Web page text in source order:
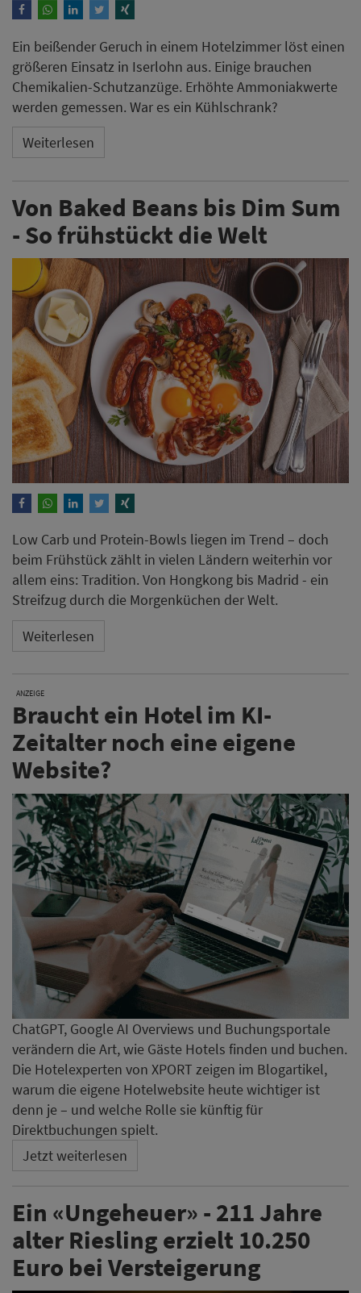
Ein beißender Geruch in einem Hotelzimmer löst einen
größeren Einsatz in Iserlohn aus. Einige brauchen
Chemikalien-Schutzanzüge. Erhöhte Ammoniakwerte
werden gemessen. War es ein Kühlschrank?
Weiterlesen
Von Baked Beans bis Dim Sum
- So frühstückt die Welt
Low Carb und Protein-Bowls liegen im Trend – doch
beim Frühstück zählt in vielen Ländern weiterhin vor
allem eins: Tradition. Von Hongkong bis Madrid - ein
Streifzug durch die Morgenküchen der Welt.
Weiterlesen
ANZEIGE
Braucht ein Hotel im KI-
Zeitalter noch eine eigene
Website?
ChatGPT, Google AI Overviews und Buchungsportale
verändern die Art, wie Gäste Hotels finden und buchen.
Die Hotelexperten von XPORT zeigen im Blogartikel,
warum die eigene Hotelwebsite heute wichtiger ist
denn je – und welche Rolle sie künftig für
Direktbuchungen spielt.
Jetzt weiterlesen
Ein «Ungeheuer» - 211 Jahre
alter Riesling erzielt 10.250
Euro bei Versteigerung